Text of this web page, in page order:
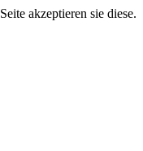
akzeptieren sie diese.